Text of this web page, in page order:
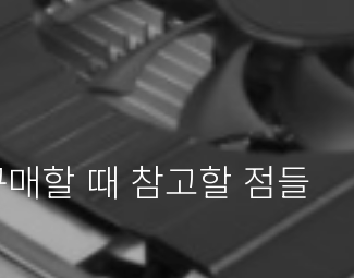
할 때 참고할 점들